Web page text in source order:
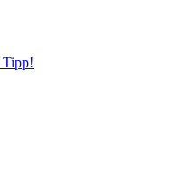
Tipp!